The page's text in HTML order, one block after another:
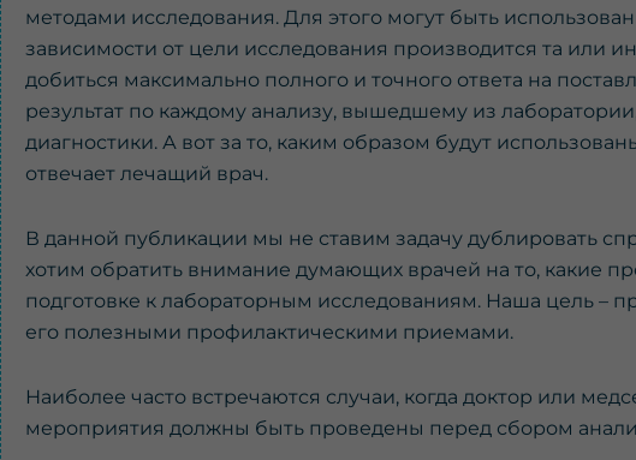
методами исследования. Для этого могут быть
зависимости от цели исследования производится та или
добиться максимально полного и точного ответа на
результат по каждому анализу, вышедшему из
диагностики. А вот за то, каким образом будут
отвечает лечащий врач.
В данной публикации мы не ставим задачу дублировать
хотим обратить внимание думающих врачей на то, какие
подготовке к лабораторным исследованиям. Наша цель –
его полезными профилактическими приемами.
Наиболее часто встречаются случаи, когда доктор или
мероприятия должны быть проведены перед сбором